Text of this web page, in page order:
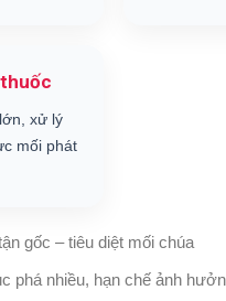
xử lý
mối phát
gốc – tiêu diệt mối chúa
phá nhiều, hạn chế ảnh